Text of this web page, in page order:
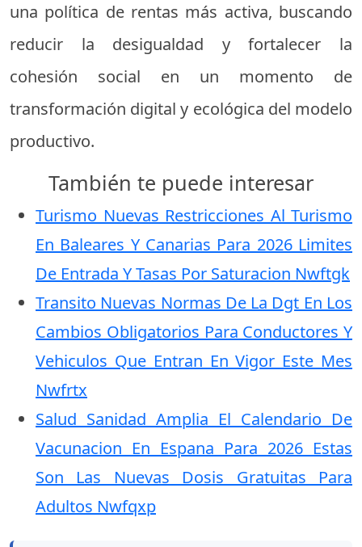
una política de rentas más activa, buscando
reducir la desigualdad y fortalecer la
cohesión social en un momento de
transformación digital y ecológica del modelo
productivo.
También te puede interesar
Turismo Nuevas Restricciones Al Turismo
En Baleares Y Canarias Para 2026 Limites
De Entrada Y Tasas Por Saturacion Nwftgk
Transito Nuevas Normas De La Dgt En Los
Cambios Obligatorios Para Conductores Y
Vehiculos Que Entran En Vigor Este Mes
Nwfrtx
Salud Sanidad Amplia El Calendario De
Vacunacion En Espana Para 2026 Estas
Son Las Nuevas Dosis Gratuitas Para
Adultos Nwfqxp